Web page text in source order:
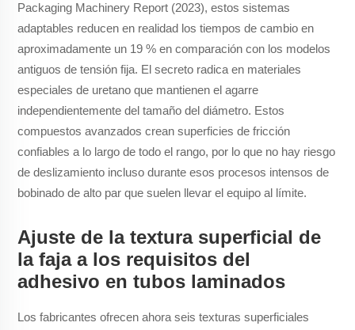
Packaging Machinery Report (2023), estos sistemas
adaptables reducen en realidad los tiempos de cambio en
aproximadamente un 19 % en comparación con los modelos
antiguos de tensión fija. El secreto radica en materiales
especiales de uretano que mantienen el agarre
independientemente del tamaño del diámetro. Estos
compuestos avanzados crean superficies de fricción
confiables a lo largo de todo el rango, por lo que no hay riesgo
de deslizamiento incluso durante esos procesos intensos de
bobinado de alto par que suelen llevar el equipo al límite.
Ajuste de la textura superficial de
la faja a los requisitos del
adhesivo en tubos laminados
Los fabricantes ofrecen ahora seis texturas superficiales